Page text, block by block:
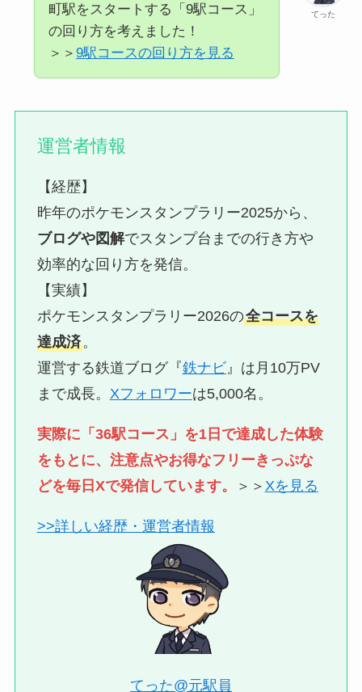
てった
町駅をスタートする「9駅コース」
の回り方を考えました！
＞＞ 9駅コースの回り方を見る
運営者情報
【経歴】
昨年のポケモンスタンプラリー2025から、
ブログや図解でスタンプ台までの行き方や
効率的な回り方を発信。
【実績】
ポケモンスタンプラリー2026の全コースを
達成済。
運営する鉄道ブログ『鉄ナビ』は月10万PV
まで成長。 Xフォロワーは5,000名。
実際に「36駅コース」を1日で達成した体験
をもとに、注意点やお得なフリーきっぷな
どを毎日Xで発信しています。
＞＞ Xを見る
>>詳しい経歴・運営者情報
てった@元駅員